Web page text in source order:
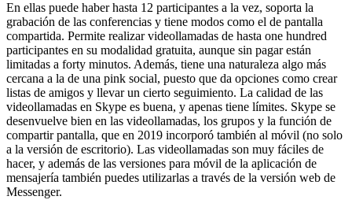
En ellas puede haber hasta 12 participantes a la vez, soporta la
grabación de las conferencias y tiene modos como el de pantalla
compartida. Permite realizar videollamadas de hasta one hundred
participantes en su modalidad gratuita, aunque sin pagar están
limitadas a forty minutos. Además, tiene una naturaleza algo más
cercana a la de una pink social, puesto que da opciones como crear
listas de amigos y llevar un cierto seguimiento. La calidad de las
videollamadas en Skype es buena, y apenas tiene límites. Skype se
desenvuelve bien en las videollamadas, los grupos y la función de
compartir pantalla, que en 2019 incorporó también al móvil (no solo
a la versión de escritorio). Las videollamadas son muy fáciles de
hacer, y además de las versiones para móvil de la aplicación de
mensajería también puedes utilizarlas a través de la versión web de
Messenger.